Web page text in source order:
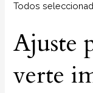
Todos
Ajuste
verte